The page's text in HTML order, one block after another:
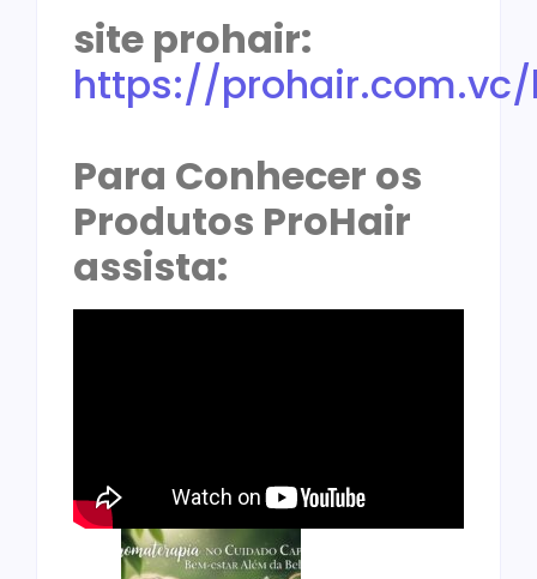
site prohair:
https://prohair.com.vc/
Para Conhecer os
Produtos ProHair
assista: